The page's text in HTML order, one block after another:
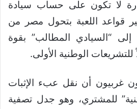
لا تكون على حساب سيادة
قواعد اللعبة بتحول مصر من
إلى “السيادي المطالب” بقوة
للتشريعات الوطنية الأولى.
غربيون أن نقل عبء الإثبات
للمشتري، وهو جدل تصفية